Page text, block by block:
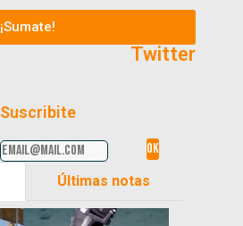
¡Sumate!
Twitter
Suscribite
Últimas notas